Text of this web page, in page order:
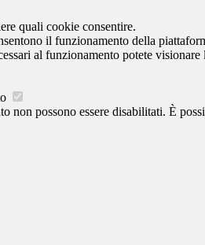
quali cookie consentire.
il funzionamento della
al funzionamento potete visionare
non possono essere disabilitati. È